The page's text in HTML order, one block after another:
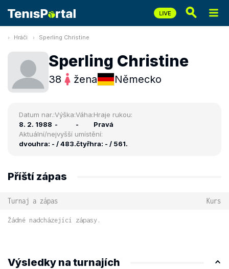
Hráči Sperling Christine
Sperling Christine
38 žena Německo
Datum nar.:
8. 2. 1988
Výška:
-
Váha:
-
Hraje rukou:
Pravá
Aktuální/nejvyšší umístění:
dvouhra: - / 483.čtyřhra: - / 561.
Příští zápas
Turnaj a zápas Kurs
Žádné nadcházející zápasy.
Výsledky na turnajích